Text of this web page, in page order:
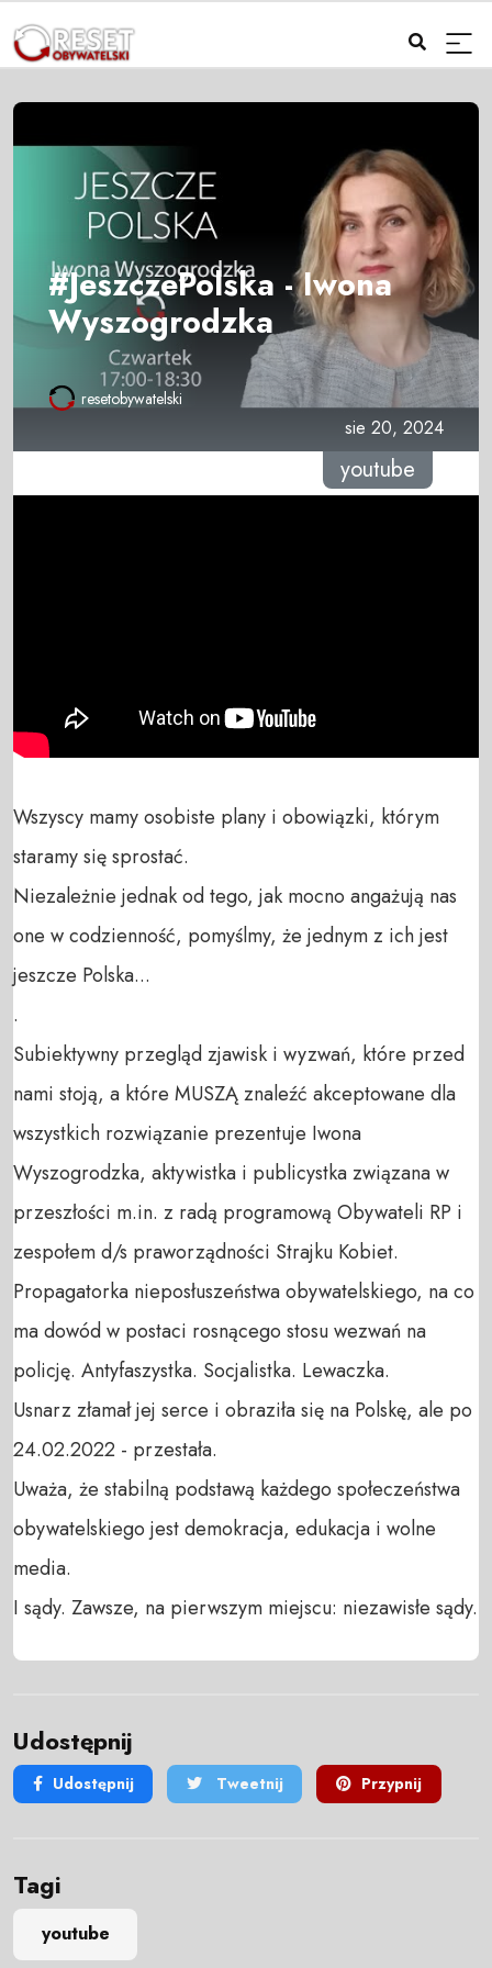
#JeszczePolska - Iwona
Wyszogrodzka
resetobywatelski
sie 20, 2024
youtube
Wszyscy mamy osobiste plany i obowiązki, którym
staramy się sprostać.
Niezależnie jednak od tego, jak mocno angażują nas
one w codzienność, pomyślmy, że jednym z ich jest
jeszcze Polska...
.
Subiektywny przegląd zjawisk i wyzwań, które przed
nami stoją, a które MUSZĄ znaleźć akceptowane dla
wszystkich rozwiązanie prezentuje Iwona
Wyszogrodzka, aktywistka i publicystka związana w
przeszłości m.in. z radą programową Obywateli RP i
zespołem d/s praworządności Strajku Kobiet.
Propagatorka nieposłuszeństwa obywatelskiego, na co
ma dowód w postaci rosnącego stosu wezwań na
policję. Antyfaszystka. Socjalistka. Lewaczka.
Usnarz złamał jej serce i obraziła się na Polskę, ale po
24.02.2022 - przestała.
Uważa, że stabilną podstawą każdego społeczeństwa
obywatelskiego jest demokracja, edukacja i wolne
media.
I sądy. Zawsze, na pierwszym miejscu: niezawisłe sądy.
Udostępnij
Udostępnij Tweetnij Przypnij
Tagi
youtube